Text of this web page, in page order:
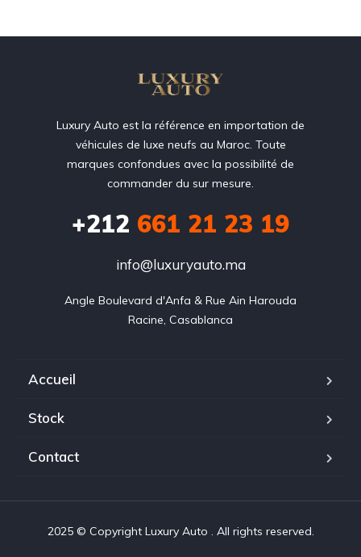
Luxury Auto est la référence en importation de
véhicules de luxe neufs au Maroc. Toute
marques confondues avec la possibilité de
commander du sur mesure.
+212 ‭661 21 23 19‬
info@luxuryauto.ma
Angle Boulevard d'Anfa & Rue Ain Harouda
Racine, Casablanca
Accueil
Stock
Contact
2025 © Copyright Luxury Auto . All rights reserved.